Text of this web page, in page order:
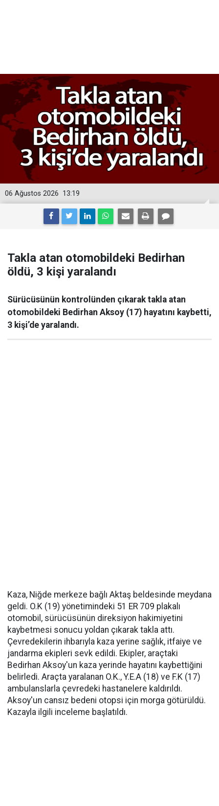
13:19
06 Ağustos 2026
Takla atan otomobildeki Bedirhan
öldü, 3 kişi yaralandı
Sürücüsünün kontrolünden çıkarak takla atan
otomobildeki Bedirhan Aksoy (17) hayatını kaybetti,
3 kişi’de yaralandı.
Kaza, Niğde merkeze bağlı Aktaş beldesinde meydana
geldi. O.K (19) yönetimindeki 51 ER 709 plakalı
otomobil, sürücüsünün direksiyon hakimiyetini
kaybetmesi sonucu yoldan çıkarak takla attı.
Çevredekilerin ihbarıyla kaza yerine sağlık, itfaiye ve
jandarma ekipleri sevk edildi. Ekipler, araçtaki
Bedirhan Aksoy'un kaza yerinde hayatını kaybettiğini
belirledi. Araçta yaralanan O.K., Y.E.A (18) ve F.K (17)
ambulanslarla çevredeki hastanelere kaldırıldı.
Aksoy'un cansız bedeni otopsi için morga götürüldü.
Kazayla ilgili inceleme başlatıldı.